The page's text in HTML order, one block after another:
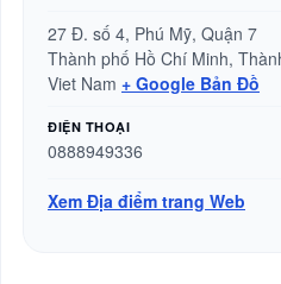
27 Đ. số 4, Phú Mỹ, Quận 7
Thành phố Hồ Chí Minh,
Viet Nam + Google Bản Đồ
ĐIỆN THOẠI
0888949336
Xem Địa điểm trang Web